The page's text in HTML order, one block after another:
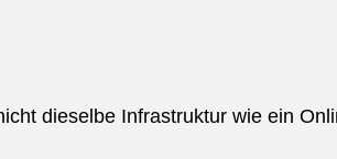
dieselbe Infrastruktur wie ein